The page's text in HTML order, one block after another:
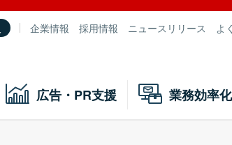
企業情報 採用情報 ニュースリリース よ
広告・PR支援 業務効率化